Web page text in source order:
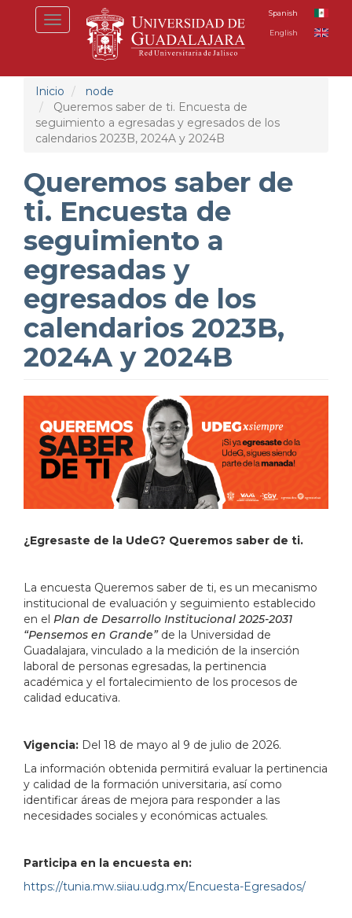
Toggle
navigation
Spanish
English
Inicio
node
Queremos saber de ti. Encuesta de
seguimiento a egresadas y egresados de los
calendarios 2023B, 2024A y 2024B
Queremos saber de
ti. Encuesta de
seguimiento a
egresadas y
egresados de los
calendarios 2023B,
2024A y 2024B
¿Egresaste de la UdeG? Queremos saber de ti.
La encuesta Queremos saber de ti, es un mecanismo
institucional de evaluación y seguimiento establecido
en el Plan de Desarrollo Institucional 2025-2031
“Pensemos en Grande”de la Universidad de
Guadalajara, vinculado a la medición de la inserción
laboral de personas egresadas, la pertinencia
académica y el fortalecimiento de los procesos de
calidad educativa.
Vigencia: Del 18 de mayo al 9 de julio de 2026.
La información obtenida permitirá evaluar la pertinencia
y calidad de la formación universitaria, así como
identificar áreas de mejora para responder a las
necesidades sociales y económicas actuales.
Participa en la encuesta en:
https://tunia.mw.siiau.udg.mx/Encuesta-Egresados/